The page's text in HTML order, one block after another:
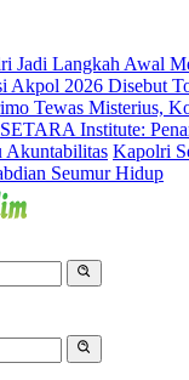
Jadi Langkah Awal
Akpol 2026 Disebut
Tewas Misterius,
SETARA Institute:
Akuntabilitas Kapolri
Seumur Hidup